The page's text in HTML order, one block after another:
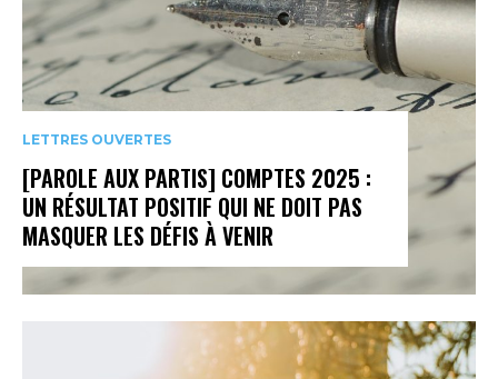
LETTRES OUVERTES
[PAROLE AUX PARTIS] COMPTES 2025 :
UN RÉSULTAT POSITIF QUI NE DOIT PAS
MASQUER LES DÉFIS À VENIR